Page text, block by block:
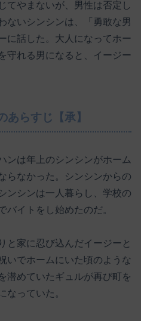
てやまないが、男性は否定し
ないシンシンは、「勇敢な男
に話した。大人になってホー
守れる男になると、イージー
あらすじ【承】
ンは年上のシンシンがホーム
らなかった。シンシンからの
ンシンは一人暮らし、学校の
バイトをし始めたのだ。
と家に忍び込んだイージーと
いでホームにいた頃のような
潜めていたギュルが再び町を
なっていた。